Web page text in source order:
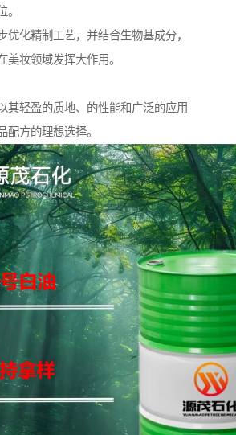
。
优化精制工艺，并结合生物基成分，
美妆领域发挥大作用。
其轻盈的质地、的性能和广泛的应用
配方的理想选择。